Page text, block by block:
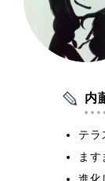
内
テラ
ま